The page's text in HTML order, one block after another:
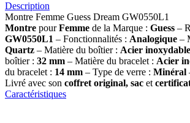
Description
Montre Femme Guess Dream GW0550L1
Montre pourFemme de la Marque : Guess –
GW0550L1 – Fonctionnalités : Analogique –
Quartz – Matière du boîtier : Acier inoxydable
boîtier : 32 mm – Matière du bracelet : Acier
du bracelet : 14 mm – Type de verre : Minéral
Livré avec son coffret original, sac et
Caractéristiques